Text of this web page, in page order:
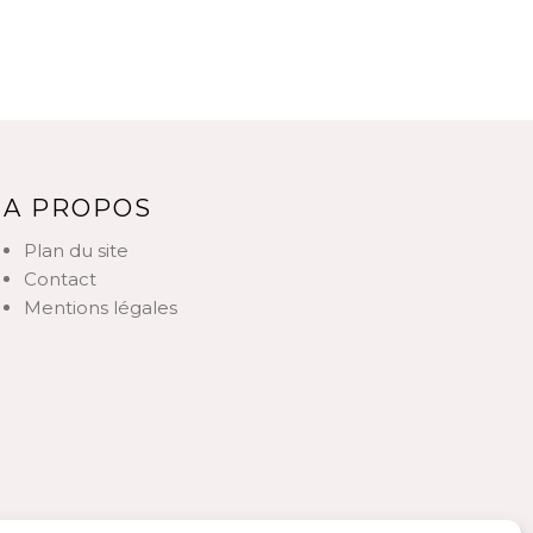
A PROPOS
Plan du site
Contact
Mentions légales